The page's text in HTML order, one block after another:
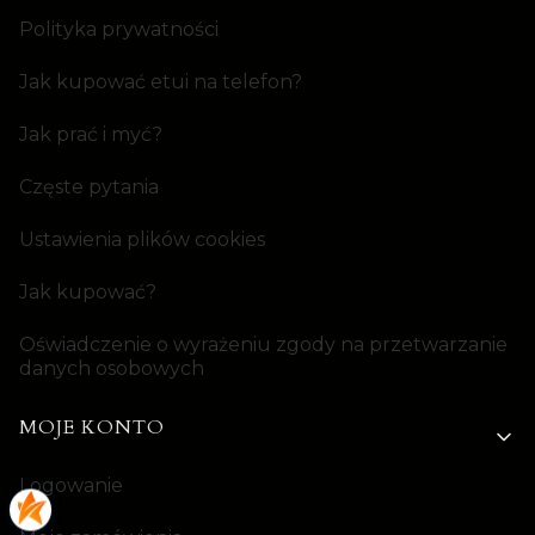
Polityka prywatności
Jak kupować etui na telefon?
Jak prać i myć?
Częste pytania
Ustawienia plików cookies
Jak kupować?
Oświadczenie o wyrażeniu zgody na przetwarzanie
danych osobowych
MOJE KONTO
Logowanie